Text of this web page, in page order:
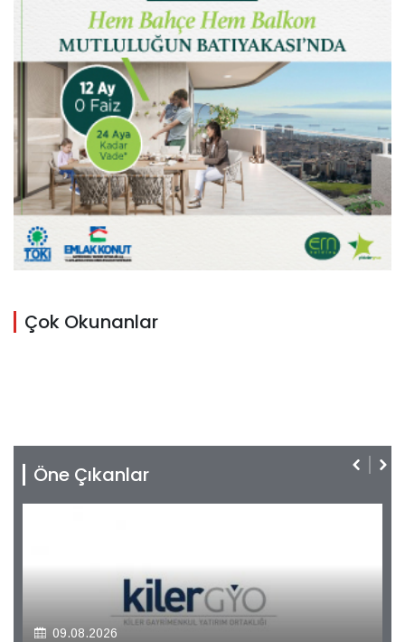
Çok Okunanlar
Öne Çıkanlar
09.08.2026